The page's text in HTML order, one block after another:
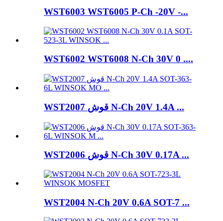
WST6003 WST6005 P-Ch -20V -...
WST6002 WST6008 N-Ch 30V 0 ....
WST2007 قوش N-Ch 20V 1.4A ...
WST2006 قوش N-Ch 30V 0.17A ...
WST2004 N-Ch 20V 0.6A SOT-7 ...